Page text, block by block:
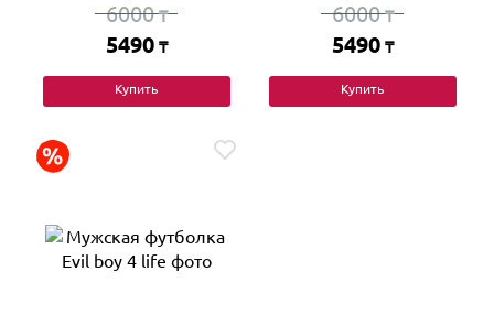
6000₸
5490 ₸
Купить
6000₸
5490 ₸
Купить